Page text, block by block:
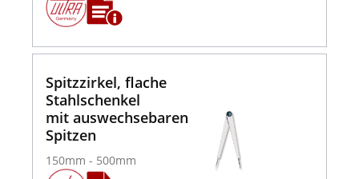
Spitzzirkel, flache
Stahlschenkel
mit auswechsebaren
Spitzen
150mm - 500mm